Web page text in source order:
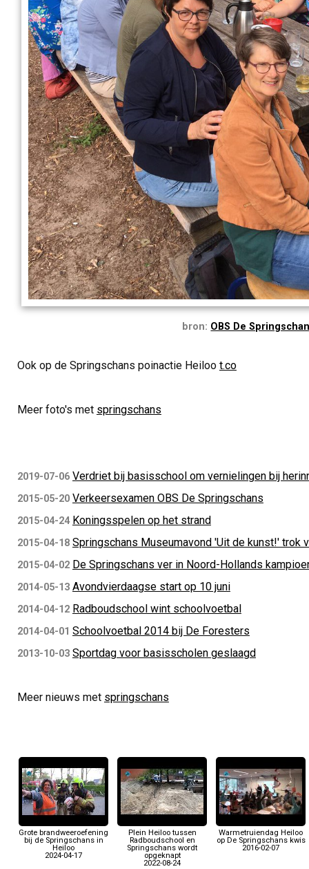
bron: OBS De
Ook op de Springschans poinactie Heiloo t.co
Meer foto's met springschans
2019-07-06 Verdriet bij basisschool om vernielingen bij
2015-05-20 Verkeersexamen OBS De Springschans
2015-04-24 Koningsspelen op het strand
2015-04-18 Springschans Museumavond 'Uit de kunst!' trok
2015-04-02 De Springschans ver in Noord-Hollands
2014-05-13 Avondvierdaagse start op 10 juni
2014-04-12 Radboudschool wint schoolvoetbal
2014-04-01 Schoolvoetbal 2014 bij De Foresters
2013-10-03 Sportdag voor basisscholen geslaagd
Meer nieuws met springschans
Grote brandweeroefening
bij de Springschans in
Heiloo
2024-04-17
Plein Heiloo tussen
Radboudschool en
Springschans wordt
opgeknapt
2022-08-24
Warmetruiendag Heiloo
op De Springschans kwis
2016-02-07